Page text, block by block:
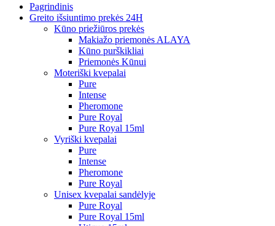
Pagrindinis
Greito išsiuntimo prekės 24H
Kūno priežiūros prekės
Makiažo priemonės ALAYA
Kūno purškikliai
Priemonės Kūnui
Moteriški kvepalai
Pure
Intense
Pheromone
Pure Royal
Pure Royal 15ml
Vyriški kvepalai
Pure
Intense
Pheromone
Pure Royal
Unisex kvepalai sandėlyje
Pure Royal
Pure Royal 15ml